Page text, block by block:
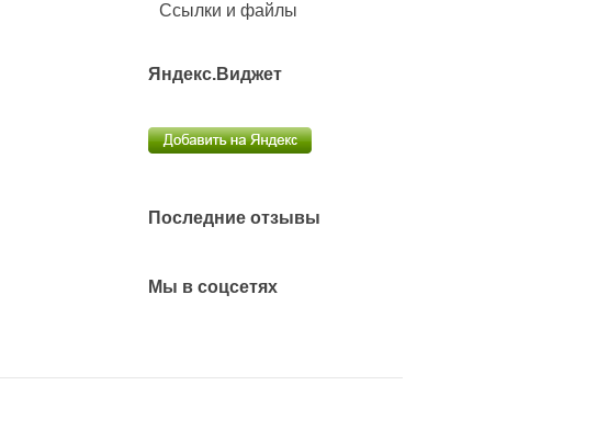
Ссылки и файлы
Яндекс.Виджет
Последние отзывы
Мы в соцсетях